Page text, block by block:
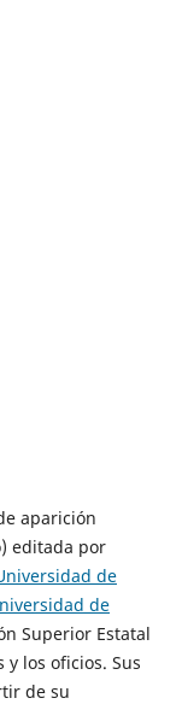
aparición
editada por
de
de
Superior Estatal
los oficios. Sus
de su